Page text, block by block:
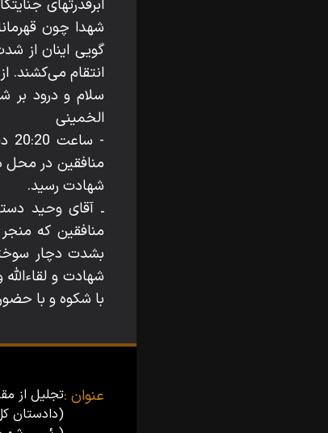
ابرقدرتهاى
شهدا چون
گويى اينان از
انتقام مى‌كشند.
سلام و درود بر
الخمينى
منافقين در محل
شهادت رسيد.
منافقين كه
با شكوه و با
عنوان :تجلیل از
(دادستان